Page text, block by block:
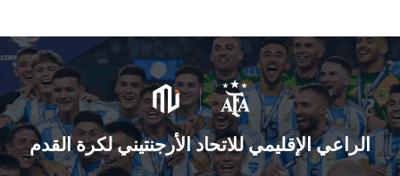
الراعي الإقليمي للاتحاد الأرجنتيني لكرة القدم